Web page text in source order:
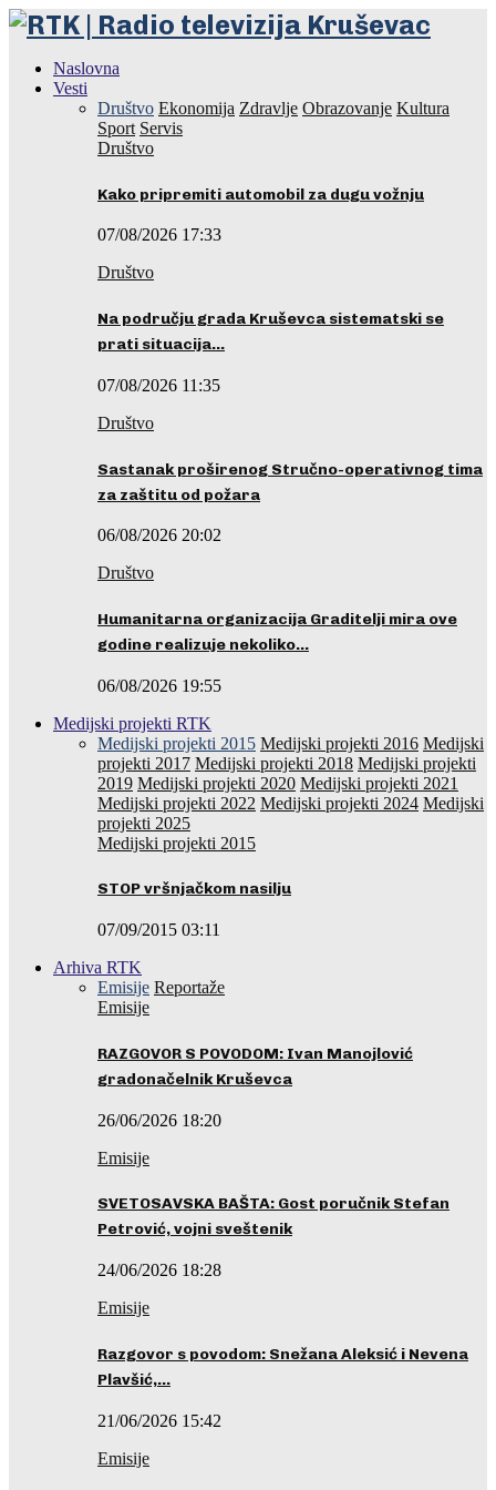
Naslovna
Vesti
Društvo Ekonomija Zdravlje Obrazovanje Kultura
Sport Servis
Društvo
Kako pripremiti automobil za dugu vožnju
07/08/2026 17:33
Društvo
Na području grada Kruševca sistematski se
prati situacija…
07/08/2026 11:35
Društvo
Sastanak proširenog Stručno-operativnog tima
za zaštitu od požara
06/08/2026 20:02
Društvo
Humanitarna organizacija Graditelji mira ove
godine realizuje nekoliko…
06/08/2026 19:55
Medijski projekti RTK
Medijski projekti 2015 Medijski projekti 2016 Medijski
projekti 2017 Medijski projekti 2018 Medijski projekti
2019 Medijski projekti 2020 Medijski projekti 2021
Medijski projekti 2022 Medijski projekti 2024 Medijski
projekti 2025
Medijski projekti 2015
STOP vršnjačkom nasilju
07/09/2015 03:11
Arhiva RTK
Emisije Reportaže
Emisije
RAZGOVOR S POVODOM: Ivan Manojlović
gradonačelnik Kruševca
26/06/2026 18:20
Emisije
SVETOSAVSKA BAŠTA: Gost poručnik Stefan
Petrović, vojni sveštenik
24/06/2026 18:28
Emisije
Razgovor s povodom: Snežana Aleksić i Nevena
Plavšić,…
21/06/2026 15:42
Emisije